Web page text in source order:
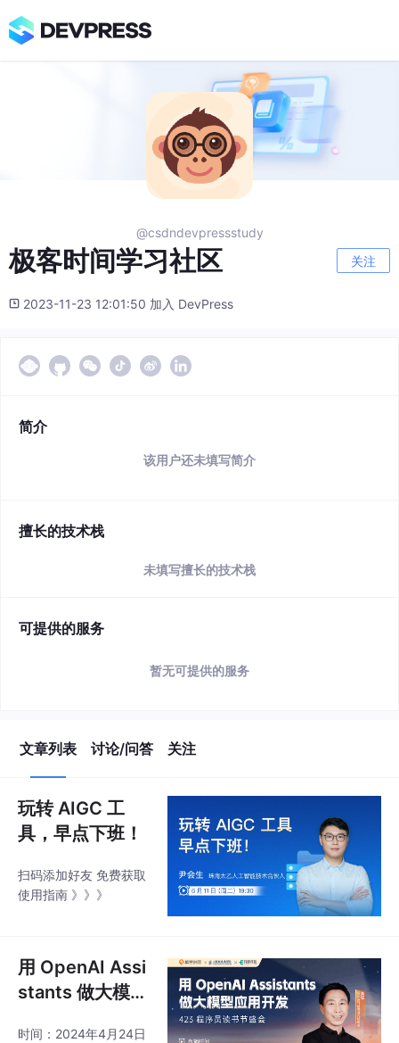
@csdndevpressstudy
极客时间学习社区 关注
2023-11-23 12:01:50 加入 DevPress
简介
该用户还未填写简介
擅长的技术栈
未填写擅长的技术栈
可提供的服务
暂无可提供的服务
文章列表 讨论/问答 关注
玩转 AIGC 工
具，早点下班！
扫码添加好友 免费获取
使用指南 》》》
用 OpenAI Assi
stants 做大模型
时间：2024年4月24日